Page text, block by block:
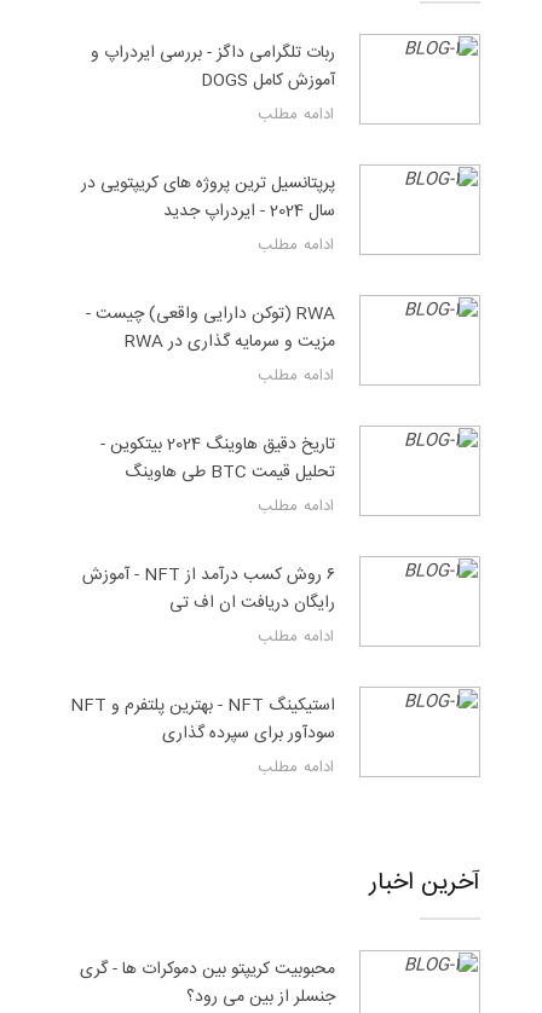
ربات تلگرامی داگز - بررسی ایردراپ و
آموزش کامل DOGS
ادامه مطلب
پرپتانسیل ترین پروژه های کریپتویی در
سال 2024 - ایردراپ جدید
ادامه مطلب
RWA (توکن دارایی واقعی) چیست -
مزیت و سرمایه گذاری در RWA
ادامه مطلب
تاریخ دقیق هاوینگ 2024 بیتکوین -
تحلیل قیمت BTC طی هاوینگ
ادامه مطلب
۶ روش کسب درآمد از NFT - آموزش
رایگان دریافت ان اف تی
ادامه مطلب
استیکینگ NFT - بهترین پلتفرم و NFT
سودآور برای سپرده گذاری
ادامه مطلب
آخرین اخبار
محبوبیت کریپتو بین دموکرات ها - گری
جنسلر از بین می رود؟